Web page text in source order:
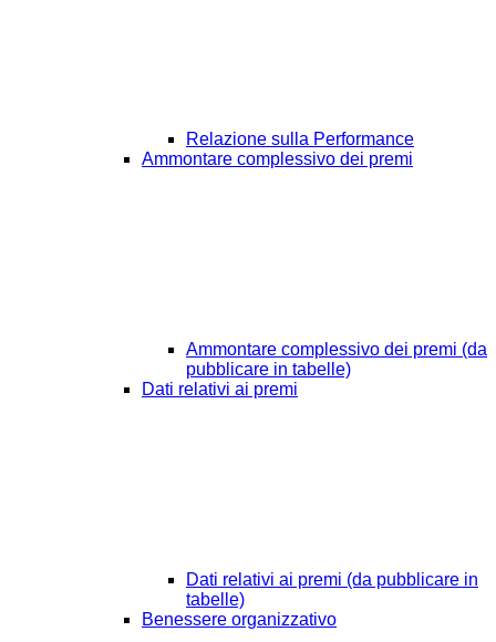
Relazione sulla Performance
Ammontare complessivo dei premi
Ammontare complessivo dei premi (da
pubblicare in tabelle)
Dati relativi ai premi
Dati relativi ai premi (da pubblicare in
tabelle)
Benessere organizzativo